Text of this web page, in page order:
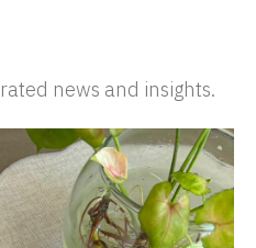
news and insights.